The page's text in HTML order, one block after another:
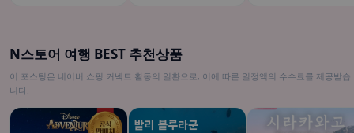
N스토어 여행 BEST 추천상품
이 포스팅은 네이버 쇼핑 커넥트 활동의 일환으로, 이에 따른 일정액의 수수료를 제공받습
니다.